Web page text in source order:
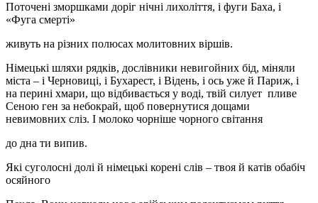
Поточені зморшками доріг нічні лихоліття, і фуги Баха, і
«Фуга смерті»
живуть на різних полюсах молитовних віршів.
Німецькі шляхи рядків, дослівники невигойних бід, міняли
міста – і Черновиці, і Бухарест, і Відень, і ось уже й Париж, і
на перині хмари, що відбивається у воді, твій силует пливе
Сеною ген за небокрай, щоб повернутися дощами
невимовних сліз. І молоко чорніше чорного світання
до дна ти випив.
Які суголосні долі й німецькі корені слів – твоя й катів обабіч
осяйного